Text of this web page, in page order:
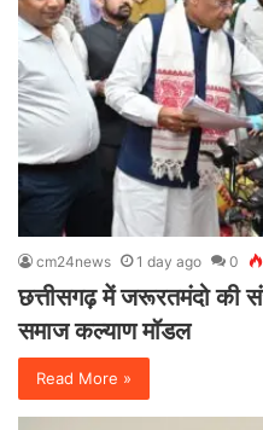
cm24news 1 day ago 0
छत्तीसगढ़ में जरूरतमंदो की
समाज कल्याण मॉडल
Read More »